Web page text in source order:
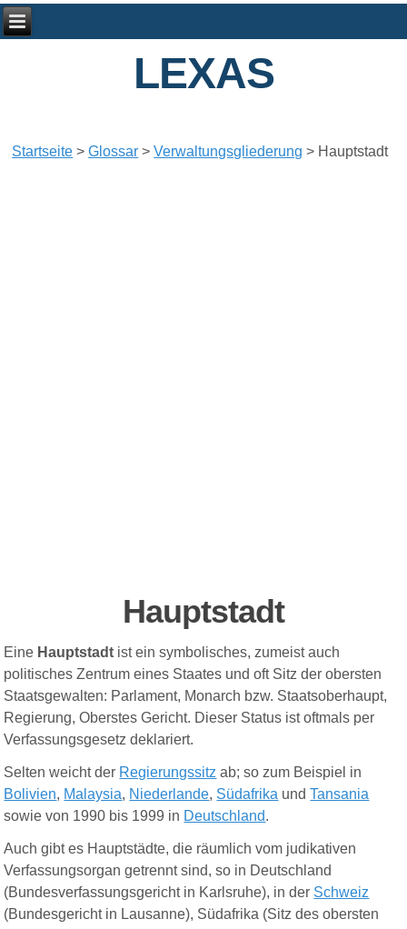
LEXAS
Startseite >Glossar >Verwaltungsgliederung > Hauptstadt
Hauptstadt
Eine Hauptstadt ist ein symbolisches, zumeist auch
politisches Zentrum eines Staates und oft Sitz der obersten
Staatsgewalten: Parlament, Monarch bzw. Staatsoberhaupt,
Regierung, Oberstes Gericht. Dieser Status ist oftmals per
Verfassungsgesetz deklariert.
Selten weicht der Regierungssitz ab; so zum Beispiel in
Bolivien, Malaysia, Niederlande, Südafrika undTansania
sowie von 1990 bis 1999 in Deutschland.
Auch gibt es Hauptstädte, die räumlich vom judikativen
Verfassungsorgan getrennt sind, so in Deutschland
(Bundesverfassungsgericht in Karlsruhe), in der Schweiz
(Bundesgericht in Lausanne), Südafrika (Sitz des obersten